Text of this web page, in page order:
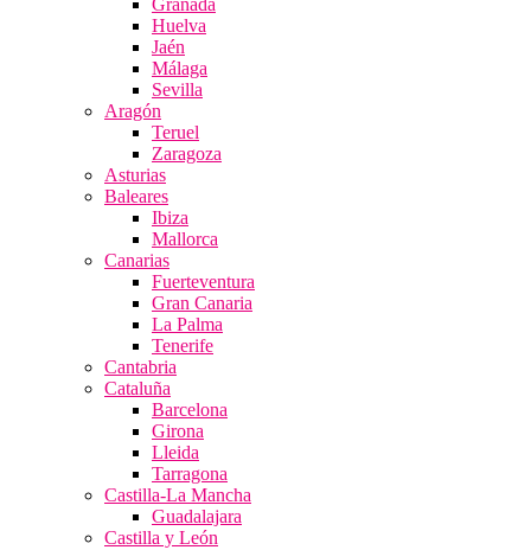
Granada
Huelva
Jaén
Málaga
Sevilla
Aragón
Teruel
Zaragoza
Asturias
Baleares
Ibiza
Mallorca
Canarias
Fuerteventura
Gran Canaria
La Palma
Tenerife
Cantabria
Cataluña
Barcelona
Girona
Lleida
Tarragona
Castilla-La Mancha
Guadalajara
Castilla y León